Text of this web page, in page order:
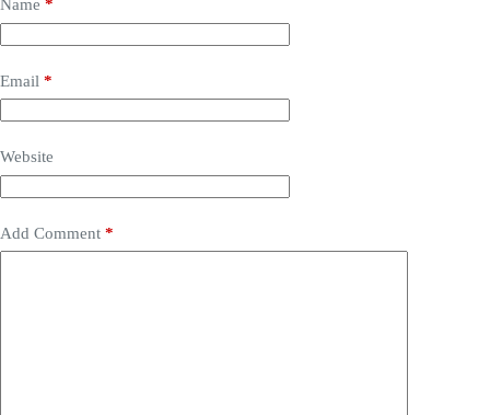
Name *
Email *
Website
Add Comment *